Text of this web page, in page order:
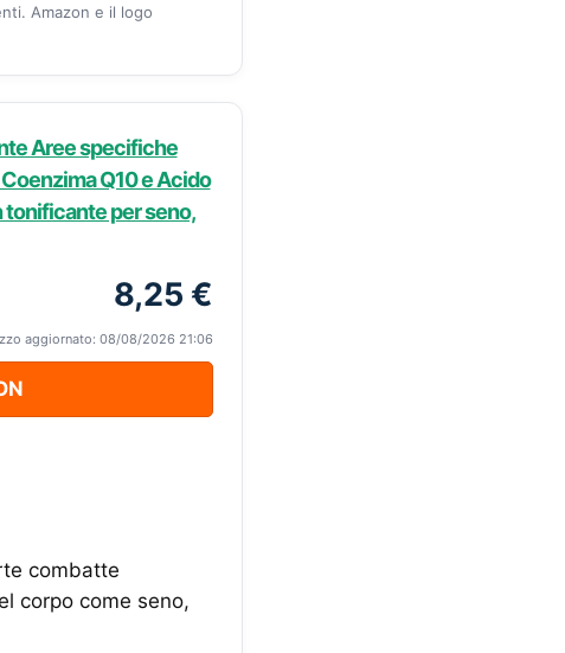
Amazon e il logo
Aree specifiche
Q10 e Acido
tonificante per seno,
8,25 €
aggiornato: 08/08/2026 21:06
combatte
corpo come seno,